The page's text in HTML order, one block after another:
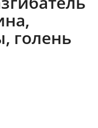
голень